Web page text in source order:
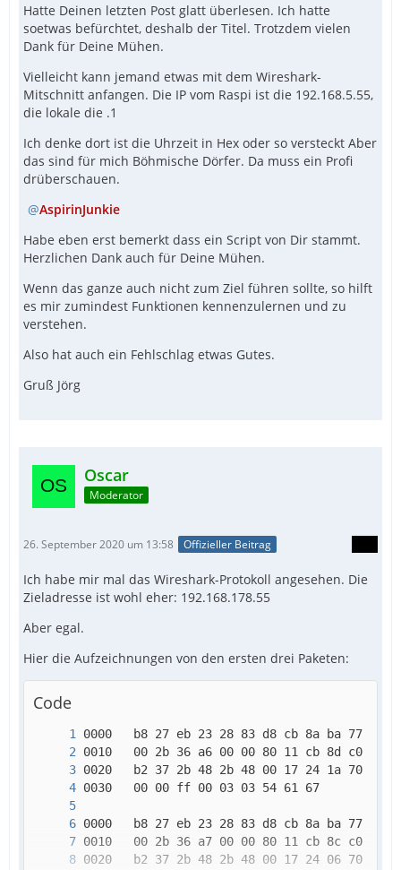
Hatte Deinen letzten Post glatt überlesen. Ich hatte
soetwas befürchtet, deshalb der Titel. Trotzdem vielen
Dank für Deine Mühen.
Vielleicht kann jemand etwas mit dem Wireshark-
Mitschnitt anfangen. Die IP vom Raspi ist die 192.168.5.55,
die lokale die .1
Ich denke dort ist die Uhrzeit in Hex oder so versteckt Aber
das sind für mich Böhmische Dörfer. Da muss ein Profi
drüberschauen.
AspirinJunkie
Habe eben erst bemerkt dass ein Script von Dir stammt.
Herzlichen Dank auch für Deine Mühen.
Wenn das ganze auch nicht zum Ziel führen sollte, so hilft
es mir zumindest Funktionen kennenzulernen und zu
verstehen.
Also hat auch ein Fehlschlag etwas Gutes.
Gruß Jörg
Oscar
Moderator
26. September 2020 um 13:58 Offizieller Beitrag
Ich habe mir mal das Wireshark-Protokoll angesehen. Die
Zieladresse ist wohl eher: 192.168.178.55
Aber egal.
Hier die Aufzeichnungen von den ersten drei Paketen:
Code